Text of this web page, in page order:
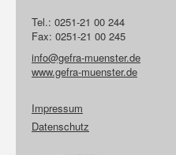
Tel.: 0251-21 00 244
Fax: 0251-21 00 245
info@gefra-muenster.de
www.gefra-muenster.de
Impressum
Datenschutz